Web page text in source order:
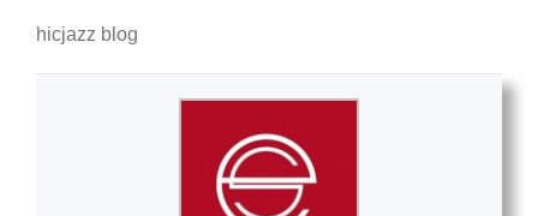
hicjazz blog